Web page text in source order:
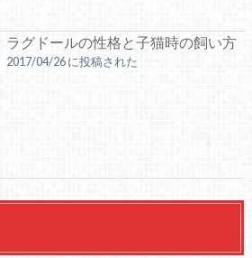
ラグドールの性格と子猫時の飼い方
2017/04/26 に投稿された